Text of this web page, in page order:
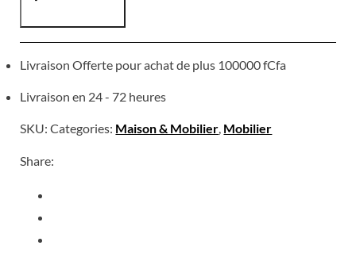
Livraison Offerte pour achat de plus 100000 fCfa
Livraison en 24 - 72 heures
SKU:Categories: Maison & Mobilier, Mobilier
Share: